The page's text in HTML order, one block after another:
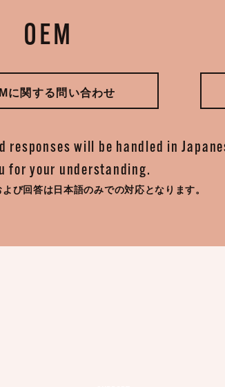
OEM
に関する問い合わせ
will be handled in
for your understanding.
よび回答は日本語のみでの対応となります。